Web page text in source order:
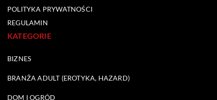
POLITYKA PRYWATNOŚCI
REGULAMIN
KATEGORIE
BIZNES
BRANŻA ADULT (EROTYKA, HAZARD)
DOM I OGRÓD